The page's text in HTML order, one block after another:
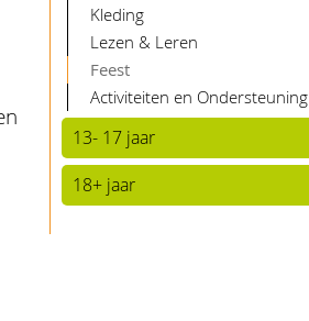
Kleding
Lezen & Leren
Feest
Activiteiten en Ondersteuning
13- 17 jaar
18+ jaar